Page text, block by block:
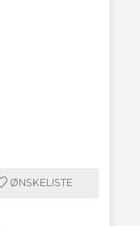
ØNSKELISTE